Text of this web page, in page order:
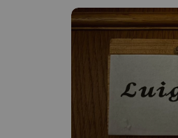
Oops, wir